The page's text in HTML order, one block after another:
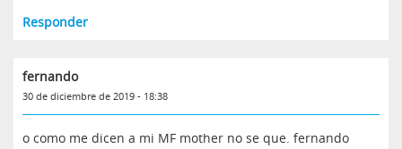
Responder
fernando
30 de diciembre de 2019 - 18:38
o como me dicen a mi MF mother no se que. fernando